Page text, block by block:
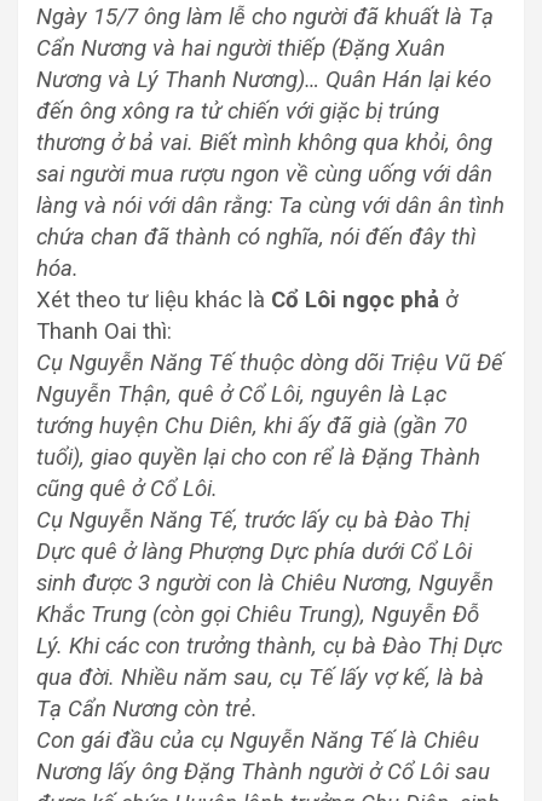
Ngày 15/7 ông làm lễ cho người đã khuất là Tạ
Cẩn Nương và hai người thiếp (Đặng Xuân
Nương và Lý Thanh Nương)… Quân Hán lại kéo
đến ông xông ra tử chiến với giặc bị trúng
thương ở bả vai. Biết mình không qua khỏi, ông
sai người mua rượu ngon về cùng uống với dân
làng và nói với dân rằng: Ta cùng với dân ân tình
chứa chan đã thành có nghĩa, nói đến đây thì
hóa.
Xét theo tư liệu khác là Cổ Lôi ngọc phả ở
Thanh Oai thì:
Cụ Nguyễn Năng Tế thuộc dòng dõi Triệu Vũ Đế
Nguyễn Thận, quê ở Cổ Lôi, nguyên là Lạc
tướng huyện Chu Diên, khi ấy đã già (gần 70
tuổi), giao quyền lại cho con rể là Đặng Thành
cũng quê ở Cổ Lôi.
Cụ Nguyễn Năng Tế, trước lấy cụ bà Đào Thị
Dực quê ở làng Phượng Dực phía dưới Cổ Lôi
sinh được 3 người con là Chiêu Nương, Nguyễn
Khắc Trung (còn gọi Chiêu Trung), Nguyễn Đỗ
Lý. Khi các con trưởng thành, cụ bà Đào Thị Dực
qua đời. Nhiều năm sau, cụ Tế lấy vợ kế, là bà
Tạ Cẩn Nương còn trẻ.
Con gái đầu của cụ Nguyễn Năng Tế là Chiêu
Nương lấy ông Đặng Thành người ở Cổ Lôi sau